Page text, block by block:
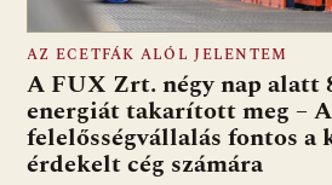
AZ ECETFÁK ALÓL JELENTEM
A FUX Zrt. négy nap alatt
energiát takarított meg –
felelősségvállalás fontos a
érdekelt cég számára